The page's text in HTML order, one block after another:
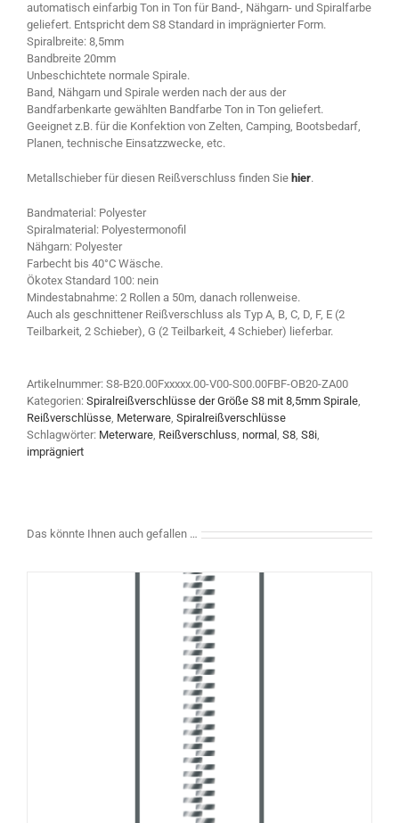
automatisch einfarbig Ton in Ton für Band-, Nähgarn- und Spiralfarbe
geliefert. Entspricht dem S8 Standard in imprägnierter Form.
Spiralbreite: 8,5mm
Bandbreite 20mm
Unbeschichtete normale Spirale.
Band, Nähgarn und Spirale werden nach der aus der
Bandfarbenkarte gewählten Bandfarbe Ton in Ton geliefert.
Geeignet z.B. für die Konfektion von Zelten, Camping, Bootsbedarf,
Planen, technische Einsatzzwecke, etc.
Metallschieber für diesen Reißverschluss finden Sie hier.
Bandmaterial: Polyester
Spiralmaterial: Polyestermonofil
Nähgarn: Polyester
Farbecht bis 40°C Wäsche.
Ökotex Standard 100: nein
Mindestabnahme: 2 Rollen a 50m, danach rollenweise.
Auch als geschnittener Reißverschluss als Typ A, B, C, D, F, E (2
Teilbarkeit, 2 Schieber), G (2 Teilbarkeit, 4 Schieber) lieferbar.
Artikelnummer: S8-B20.00Fxxxxx.00-V00-S00.00FBF-OB20-ZA00
Kategorien: Spiralreißverschlüsse der Größe S8 mit 8,5mm Spirale,
Reißverschlüsse, Meterware, Spiralreißverschlüsse
Schlagwörter: Meterware, Reißverschluss, normal , S8, S8i,
imprägniert
Das könnte Ihnen auch gefallen …